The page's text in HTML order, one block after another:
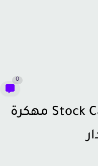
تحميل لعبة Stock Car Racing مهكرة